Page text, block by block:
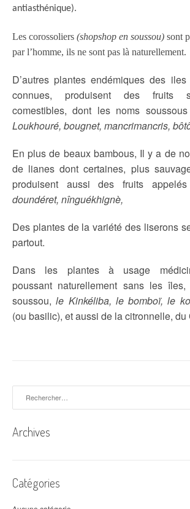
antiasthénique).
Les corossoliers (shopshop en soussou) sont
par l’homme, ils ne sont pas là naturellement.
D’autres plantes endémiques des
connues, produisent des fruits
comestibles, dont les noms
Loukhouré, bougnet, mancrimancris,
En plus de beaux bambous, Il y a de
de lianes dont certaines, plus
produisent aussi des fruits
doundéret, nînguékhignè,
Des plantes de la variété des liserons
partout.
Dans les plantes à usage
poussant naturellement sans les
soussou,le Kinkéliba, le bomboï, le
(ou basilic), et aussi de la citronnelle,
Archives
Catégories